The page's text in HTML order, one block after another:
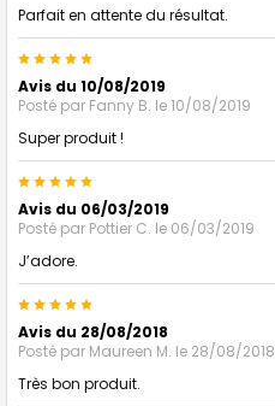
Parfait en attente du résultat.
5
Avis du 10/08/2019
Posté par Fanny B. le 10/08/2019
Super produit !
5
Avis du 06/03/2019
Posté par Pottier C. le 06/03/2019
J’adore.
5
Avis du 28/08/2018
Posté par Maureen M. le 28/08/2018
Très bon produit.